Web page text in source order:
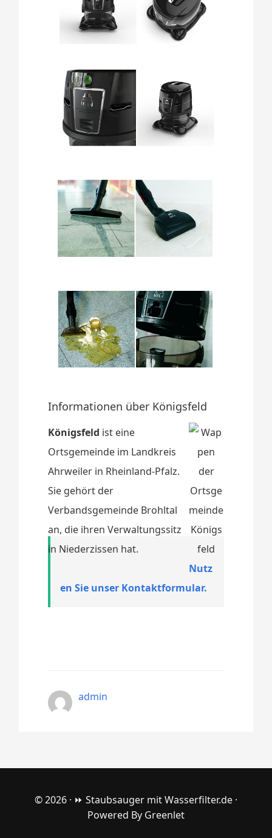
Informationen über Königsfeld
Königsfeld ist eine
Ortsgemeinde im Landkreis
Ahrweiler in Rheinland-Pfalz.
Sie gehört der
Verbandsgemeinde Brohltal
an, die ihren Verwaltungssitz
in Niederzissen hat.
Nutz
en Sie unser Kontaktformular.
admin
© 2026 · ⏩ Staubsauger mit Wasserfilter.de ·
Powered By Greenlet